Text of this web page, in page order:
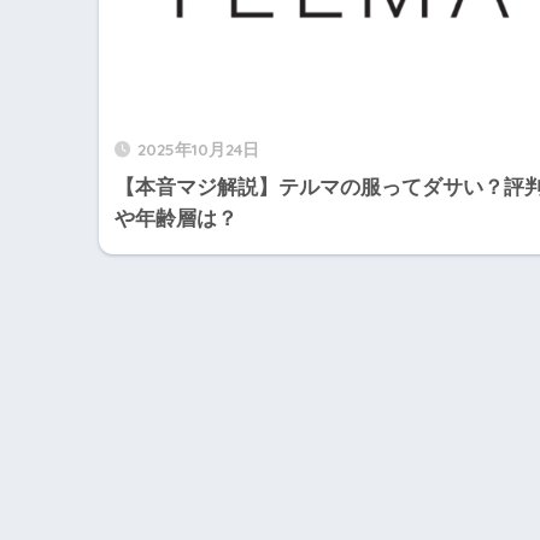
2025年10月24日
【本音マジ解説】テルマの服ってダサい？評
や年齢層は？